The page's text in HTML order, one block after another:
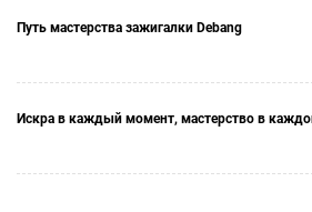
Путь мастерства зажигалки Debang
Искра в каждый момент, мастерство в